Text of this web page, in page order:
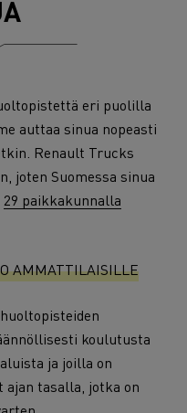
eri puolilla
auttaa sinua nopeasti
Renault Trucks
joten Suomessa sinua
29 paikkakunnalla
AMMATTILAISILLE
koulutusta
ja joilla on
tasalla, jotka on